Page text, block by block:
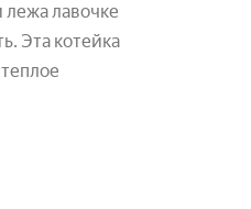
лежа лавочке
Эта котейка